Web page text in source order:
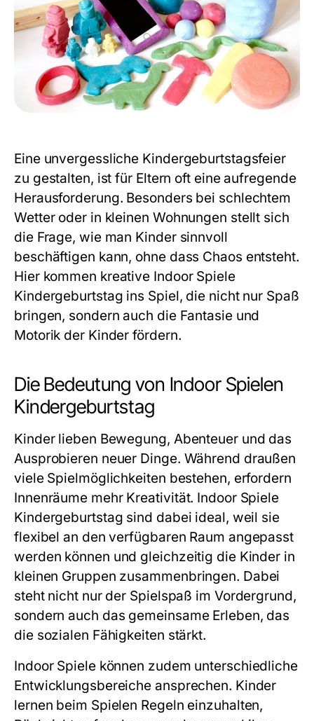
Eine unvergessliche Kindergeburtstagsfeier
zu gestalten, ist für Eltern oft eine aufregende
Herausforderung. Besonders bei schlechtem
Wetter oder in kleinen Wohnungen stellt sich
die Frage, wie man Kinder sinnvoll
beschäftigen kann, ohne dass Chaos entsteht.
Hier kommen kreative Indoor Spiele
Kindergeburtstag ins Spiel, die nicht nur Spaß
bringen, sondern auch die Fantasie und
Motorik der Kinder fördern.
Die Bedeutung von Indoor Spielen
Kindergeburtstag
Kinder lieben Bewegung, Abenteuer und das
Ausprobieren neuer Dinge. Während draußen
viele Spielmöglichkeiten bestehen, erfordern
Innenräume mehr Kreativität. Indoor Spiele
Kindergeburtstag sind dabei ideal, weil sie
flexibel an den verfügbaren Raum angepasst
werden können und gleichzeitig die Kinder in
kleinen Gruppen zusammenbringen. Dabei
steht nicht nur der Spielspaß im Vordergrund,
sondern auch das gemeinsame Erleben, das
die sozialen Fähigkeiten stärkt.
Indoor Spiele können zudem unterschiedliche
Entwicklungsbereiche ansprechen. Kinder
lernen beim Spielen Regeln einzuhalten,